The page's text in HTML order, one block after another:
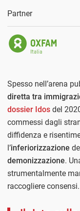
Partner
Spesso nell’arena
diretta tra
dossier Idos del
commessi dagli
diffidenza e
l’inferiorizzazione
demonizzazione.
strumentalmente
raccogliere consensi.